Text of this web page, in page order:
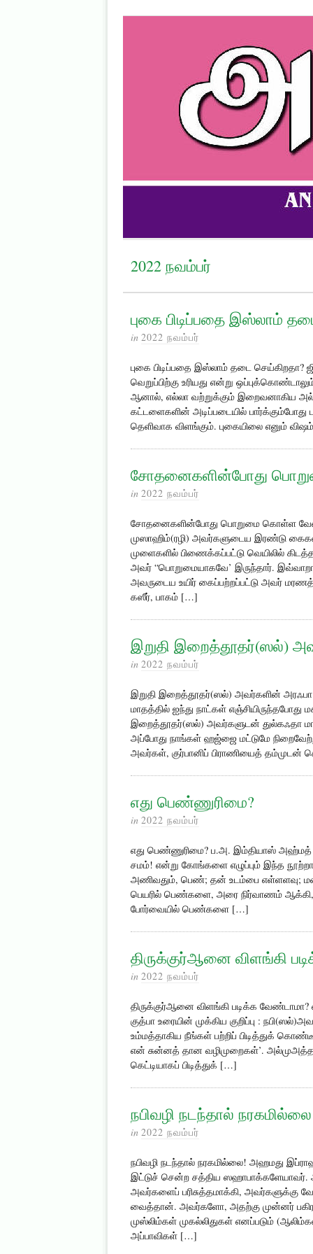
2022 நவம்பர்
புகை பிடிப்பதை இஸ்லாம்
in 2022 நவம்பர்
புகை பிடிப்பதை இஸ்லாம் தடை செய்கிறதா?
வெறுப்பிற்கு உரியது என்று
ஆனால், எல்லா வற்றுக்கும் இறைவனாகிய
கட்டளைகளின் அடிப்படையில் பார்க்கும்போது
தெளிவாக விளங்கும். புகையிலை எனும்
சோதனைகளின்போது
in 2022 நவம்பர்
சோதனைகளின்போது பொறுமை கொள்ள
முஸாஹிம்(ரழி) அவர்களுடைய இரண்டு
முளைகளில் பிணைக்கப்பட்டு வெயிலில்
அவர் “பொறுமையாகவே’ இருந்தார்.
அவருடைய உயிர் கைப்பற்றப்பட்டு அவர்
கஸீர், பாகம் […]
இறுதி இறைத்தூதர்(ஸல்)
in 2022 நவம்பர்
இறுதி இறைத்தூதர்(ஸல்) அவர்களின்
மாதத்தில் ஐந்து நாட்கள் எஞ்சியிருந்தபோது
இறைத்தூதர்(ஸல்) அவர்களுடன் துல்கஃதா
அப்போது நாங்கள் ஹஜ்ஜை மட்டுமே
அவர்கள், குர்பானிப் பிராணியைத்
எது பெண்ணுரிமை?
in 2022 நவம்பர்
எது பெண்ணுரிமை? ப.அ. இம்தியாஸ்
சமம்! என்று கோ­ங்களை எழுப்பும் இந்த
அணிவதும், பெண்; தன் உடம்பை எள்ளளவு;
பெயரில் பெண்களை, அரை நிர்வாணம்
போர்வையில் பெண்களை […]
திருக்குர்ஆனை விளங்கி
in 2022 நவம்பர்
திருக்குர்ஆனை விளங்கி படிக்க
குத்பா உரையின் முக்கிய குறிப்பு :
உம்மத்தாகிய நீங்கள் பற்றிப் பிடித்துக்
என் சுன்னத் தான வழிமுறைகள்’.
கெட்டியாகப் பிடித்துக் […]
நபிவழி நடந்தால்
in 2022 நவம்பர்
நபிவழி நடந்தால் நரகமில்லை! அஹமது
இட்டுச் சென்ற சத்திய
அவர்களைப் பரிசுத்தமாக்கி, அவர்களுக்கு
வைத்தான். அவர்களோ, அதற்கு முன்னர்
முஸ்லிம்கள் முகல்லிதுகள் எனப்படும்
அப்பாவிகள் […]